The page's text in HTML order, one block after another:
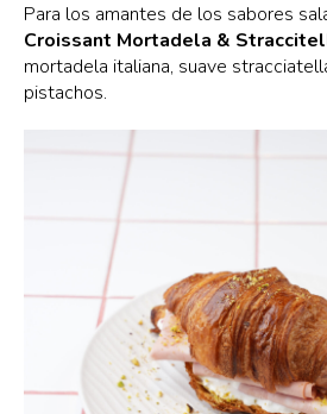
Para los amantes de los sabores
Croissant Mortadela &
mortadela italiana, suave
pistachos.